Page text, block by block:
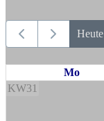
Heute
Mo
KW31